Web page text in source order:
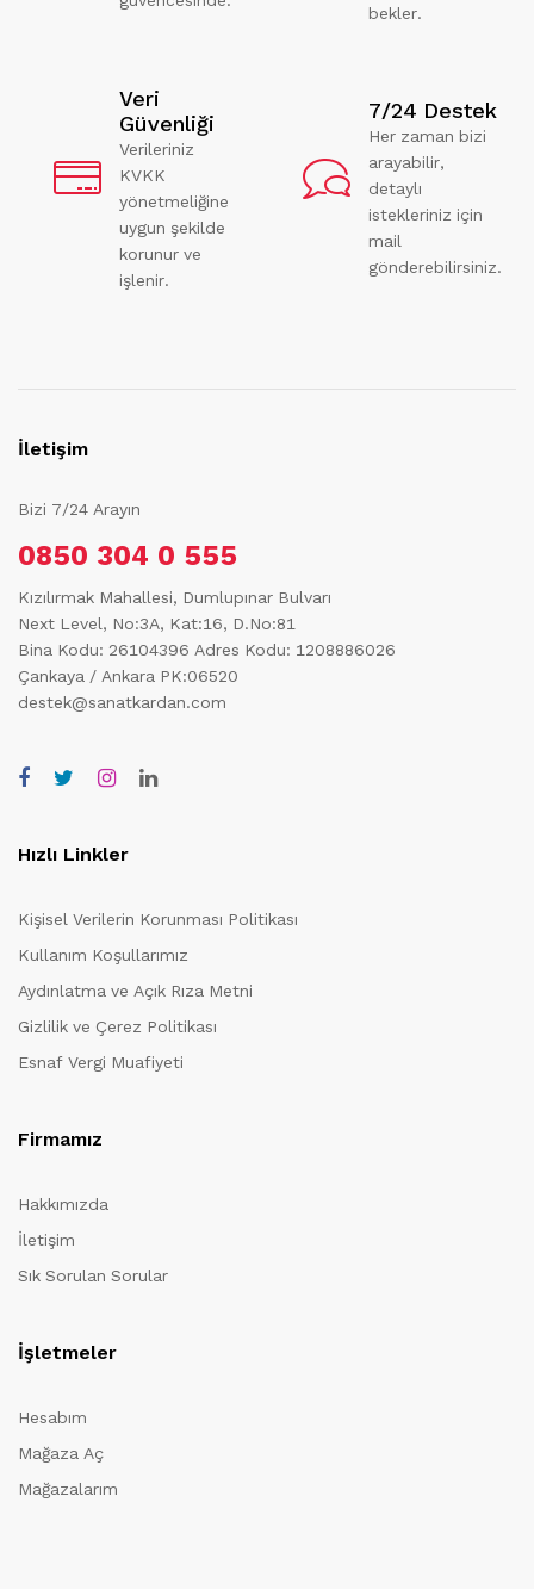
bekler.
Veri
Güvenliği
Verileriniz
KVKK
yönetmeliğine
uygun şekilde
korunur ve
işlenir.
7/24 Destek
Her zaman bizi
arayabilir,
detaylı
istekleriniz için
mail
gönderebilirsiniz.
İletişim
Bizi 7/24 Arayın
0850 304 0 555
Kızılırmak Mahallesi, Dumlupınar Bulvarı
Next Level, No:3A, Kat:16, D.No:81
Bina Kodu: 26104396 Adres Kodu: 1208886026
Çankaya / Ankara PK:06520
destek@sanatkardan.com
Hızlı Linkler
Kişisel Verilerin Korunması Politikası
Kullanım Koşullarımız
Aydınlatma ve Açık Rıza Metni
Gizlilik ve Çerez Politikası
Esnaf Vergi Muafiyeti
Firmamız
Hakkımızda
İletişim
Sık Sorulan Sorular
İşletmeler
Hesabım
Mağaza Aç
Mağazalarım